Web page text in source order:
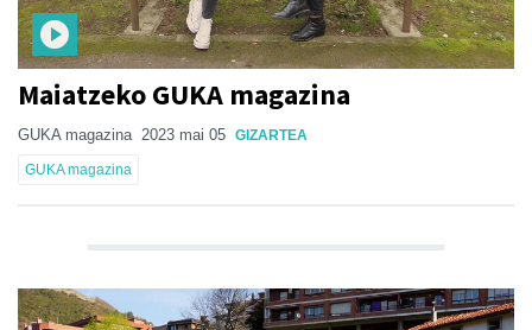
Maiatzeko GUKA magazina
GUKA magazina 2023 mai 05 GIZARTEA
GUKA magazina